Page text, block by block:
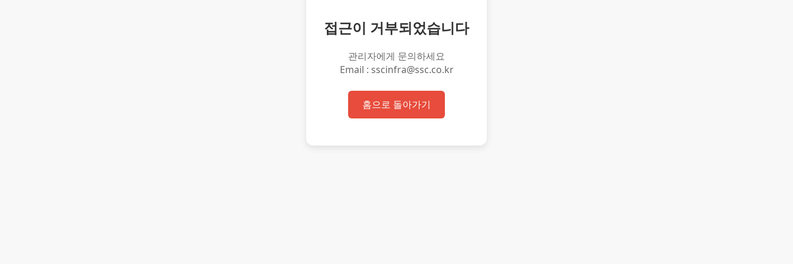
접근이 거부되었습니다
관리자에게 문의하세요
Email : sscinfra@ssc.co.kr
홈으로 돌아가기